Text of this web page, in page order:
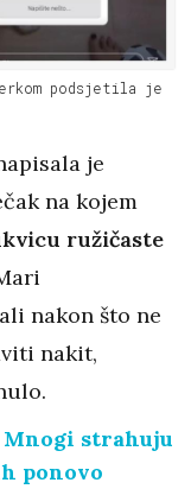
podsjetila je
je
na kojem
ružičaste
nakon što ne
nakit,
Mnogi strahuju
ponovo